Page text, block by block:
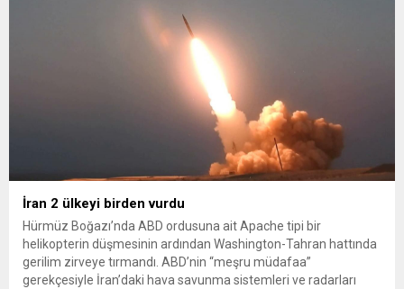
İran 2 ülkeyi birden vurdu
Hürmüz Boğazı’nda ABD ordusuna ait Apache tipi bir
helikopterin düşmesinin ardından Washington-Tahran hattında
gerilim zirveye tırmandı. ABD’nin “meşru müdafaa”
gerekçesiyle İran’daki hava savunma sistemleri ve radarları